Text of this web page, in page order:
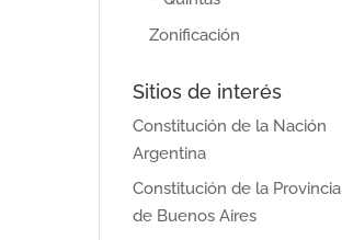
Zonificación
Sitios de interés
Constitución de la Nación
Argentina
Constitución de la Provincia
de Buenos Aires